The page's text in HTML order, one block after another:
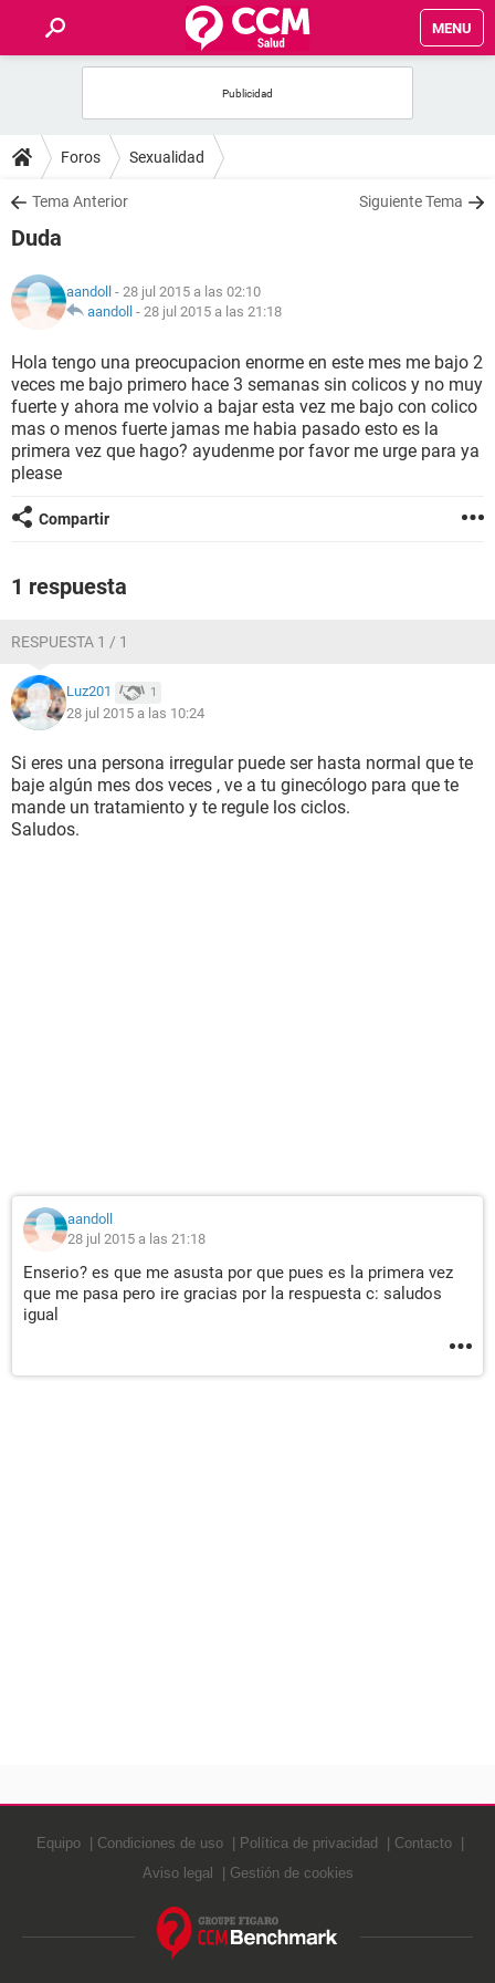
MENU
FOROS
SALUD
NUTRICIÓN
BIENESTAR
SEXUALIDAD
GLOSARIO
Foros Sexualidad
Tema Anterior Siguiente Tema
Duda
aandoll - 28 jul 2015 a las 02:10
aandoll - 28 jul 2015 a las 21:18
Hola tengo una preocupacion enorme en este mes me bajo 2
veces me bajo primero hace 3 semanas sin colicos y no muy
fuerte y ahora me volvio a bajar esta vez me bajo con colico
mas o menos fuerte jamas me habia pasado esto es la
primera vez que hago? ayudenme por favor me urge para ya
please
Compartir
1 respuesta
RESPUESTA 1 / 1
Luz201 1
28 jul 2015 a las 10:24
Si eres una persona irregular puede ser hasta normal que te
baje algún mes dos veces , ve a tu ginecólogo para que te
mande un tratamiento y te regule los ciclos.
Saludos.
aandoll
28 jul 2015 a las 21:18
Enserio? es que me asusta por que pues es la primera vez
que me pasa pero ire gracias por la respuesta c: saludos
igual
Equipo Condiciones de uso Política de privacidad
Contacto
Aviso legal
Gestión de cookies